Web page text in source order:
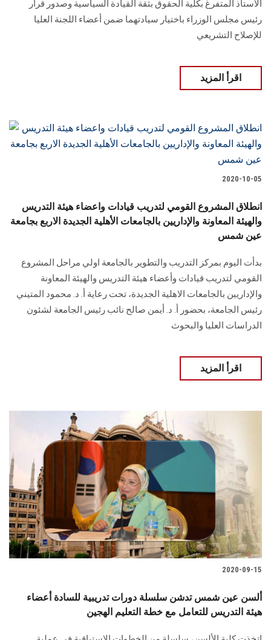
الأستاذ المتفرغ بكلية الحقوق بثقة القيادة السياسية وصدور قرار
رئيس مجلس الوزراء باختيار سيادتهما ضمن أعضاء اللجنة العليا
للإصلاح التشريعي
اقرأ المزيد
2020-10-05
انطلاق المشروع القومي لتدريب قيادات واعضاء هيئة التدريس
والهيئة المعاونة والإداريين بالجامعات الأهلية الجديدة الاربع بجامعة
عين شمس
بدأت اليوم بمركز التدريب والتطوير بالجامعة اولي مراحل المشروع
القومي لتدريب قيادات وأعضاء هيئة التدريس والهيئة المعاونة
والإداريين بالجامعات الاهلية الجديدة، تحت رعاية أ. د. محمود المتيني
رئيس الجامعة، بحضور أ. د. أيمن صالح نائب رئيس الجامعة لشئون
الدراسات العليا والبحوث
اقرأ المزيد
2020-09-15
ألسن عين شمس تدشن سلسلة دورات تدريبية للسادة أعضاء
هيئة التدريس للتعامل مع خطة التعليم الهجين